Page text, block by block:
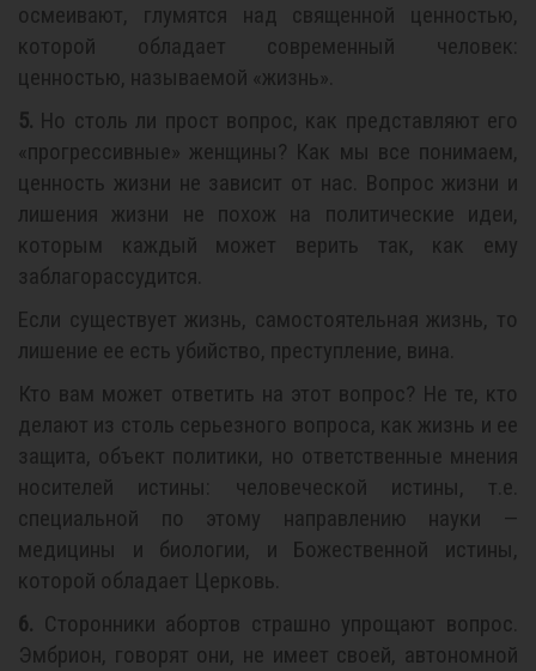
осмеивают, глумятся над священной ценностью,
которой обладает современный человек:
ценностью, называемой «жизнь».
5. Но столь ли прост вопрос, как представляют его
«прогрессивные» женщины? Как мы все понимаем,
ценность жизни не зависит от нас. Вопрос жизни и
лишения жизни не похож на политические идеи,
которым каждый может верить так, как ему
заблагорассудится.
Если существует жизнь, самостоятельная жизнь, то
лишение ее есть убийство, преступление, вина.
Кто вам может ответить на этот вопрос? Не те, кто
делают из столь серьезного вопроса, как жизнь и ее
защита, объект политики, но ответственные мнения
носителей истины: человеческой истины, т.е.
специальной по этому направлению науки —
медицины и биологии, и Божественной истины,
которой обладает Церковь.
6. Сторонники абортов страшно упрощают вопрос.
Эмбрион, говорят они, не имеет своей, автономной